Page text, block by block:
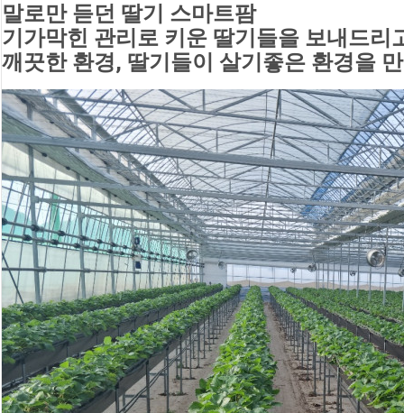
말로만 듣던 딸기 스마트팜
기가막힌 관리로 키운 딸기들을 보내드리
깨끗한 환경, 딸기들이 살기좋은 환경을